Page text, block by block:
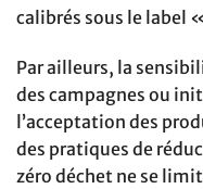
calibrés sous le label
Par ailleurs, la
des campagnes ou
l’acceptation des
des pratiques de
zéro déchet ne se